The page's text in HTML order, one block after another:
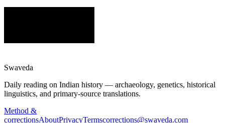
Swaveda
Daily reading on Indian history — archaeology, genetics, historical
linguistics, and primary-source translations.
Method &
correctionsAboutPrivacyTermscorrections@swaveda.com